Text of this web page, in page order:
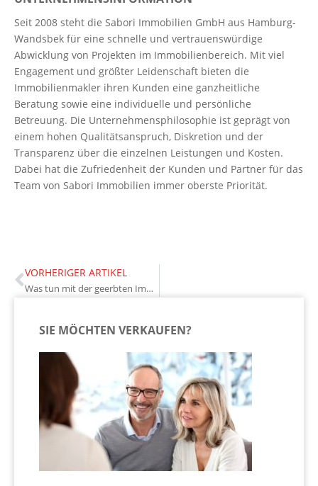
Seit 2008 steht die Sabori Immobilien GmbH aus Hamburg-
Wandsbek für eine schnelle und vertrauenswürdige
Abwicklung von Projekten im Immobilienbereich. Mit viel
Engagement und größter Leidenschaft bieten die
Immobilienmakler ihren Kunden eine ganzheitliche
Beratung sowie eine individuelle und persönliche
Betreuung. Die Unternehmensphilosophie ist geprägt von
einem hohen Qualitätsanspruch, Diskretion und der
Transparenz über die einzelnen Leistungen und Kosten.
Dabei hat die Zufriedenheit der Kunden und Partner für das
Team von Sabori Immobilien immer oberste Priorität.
VORHERIGER ARTIKEL
Was tun mit der geerbten Immobilie?
SIE MÖCHTEN VERKAUFEN?